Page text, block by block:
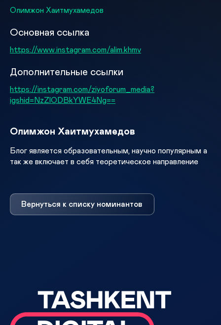
Олимжон Хаитмухамедов
Основная ссылка
https://www.instagram.com/alim.khmv
Дополнительные ссылки
https://instagram.com/ziyoforum_media?
igshid=NzZlODBkYWE4Ng==
Олимжон Хаитмухамедов
Блог является образовательным, научно популярным а
так же включает в себя теоретическое направление
Вернуться к списку номинантов